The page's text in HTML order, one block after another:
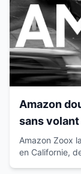
Amazon
sans
passagers
Amazon Zoox
en Californie,